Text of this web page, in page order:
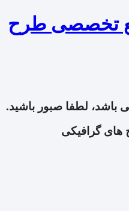
باشد، لطفا صبور باشید.